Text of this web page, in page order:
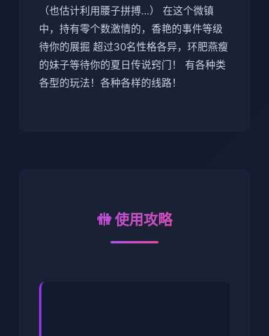
（也估计利用腰子拼搏…） 在这个微镇
中，持有零个数激情的，香艳的事件等级
待你的展掘 超过30名性格各异，环肥燕瘦
的妹子等待你的夏日传说窍门！ 有各种类
各型的玩法！各种各样的线路！
🚻 使用攻略